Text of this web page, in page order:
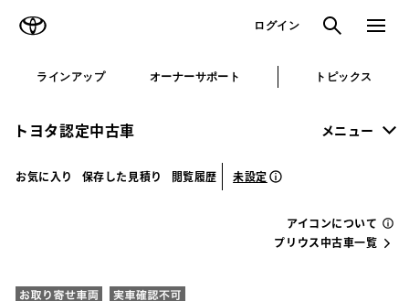
ログイン 検索 メニュ
ラインアップ オーナーサポート トピックス
トヨタ認定中古車 メニュー
お気に入り 保存した見積り 閲覧履歴 未設定
アイコンについて
プリウス中古車一覧